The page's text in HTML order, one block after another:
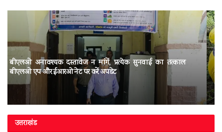
देवप्रयाग के पास बोलेरो खाई में गिरी, पांच की मौत, एक लापता
उत्तराखंड